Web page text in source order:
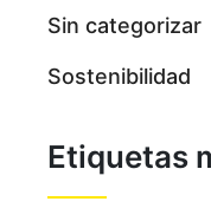
Sin categorizar
Sostenibilidad
Etiquetas